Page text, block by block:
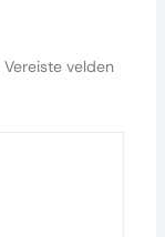
Vereiste velden